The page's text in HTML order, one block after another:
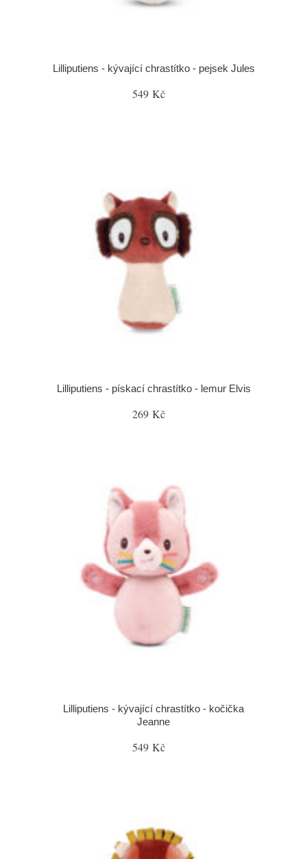
Lilliputiens - kývající chrastítko - pejsek Jules
549 Kč
Lilliputiens - pískací chrastítko - lemur Elvis
269 Kč
Lilliputiens - kývající chrastítko - kočička
Jeanne
549 Kč